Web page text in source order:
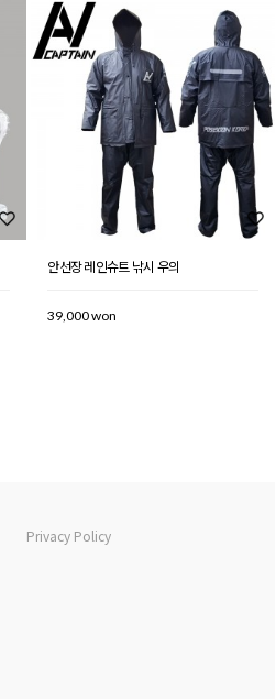
안선장 레인슈트 낚시 우의
39,000 won
Privacy Policy